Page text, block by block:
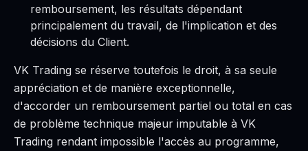
remboursement, les résultats dépendant
principalement du travail, de l'implication et des
décisions du Client.
VK Trading se réserve toutefois le droit, à sa seule
appréciation et de manière exceptionnelle,
d'accorder un remboursement partiel ou total en cas
de problème technique majeur imputable à VK
Trading rendant impossible l'accès au programme,